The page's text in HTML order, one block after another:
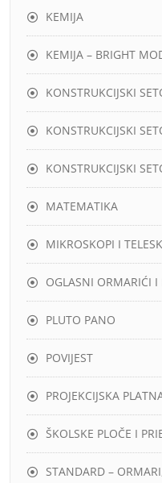
KEMIJA
KEMIJA – BRIGHT
KONSTRUKCIJSKI
KONSTRUKCIJSKI
KONSTRUKCIJSKI
MATEMATIKA
MIKROSKOPI I
OGLASNI ORMARIĆI I
PLUTO PANO
POVIJEST
PROJEKCIJSKA
ŠKOLSKE PLOČE I
STANDARD –